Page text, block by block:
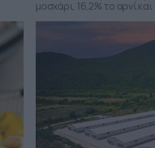
μοσχάρι, 16,2% το αρνί